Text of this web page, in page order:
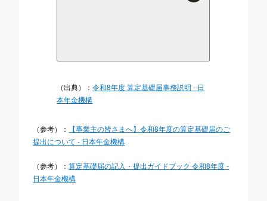
（出典）：令和8年度 算定基礎届事務説明 - 日
本年金機構
（参考）：
【事業主の皆さまへ】令和8年度の算定基礎届のご
提出について - 日本年金機構
（参考）：算定基礎届の記入・提出ガイドブック 令和8年度 -
日本年金機構